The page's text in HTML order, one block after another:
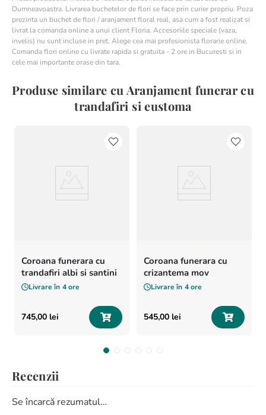
Dumneavoastra. Livrarea buchetelor de flori se face prin curier propriu. Poza
prezinta un buchet de flori / aranjament floral real, asa cum a fost realizat si
livrat la comanda online a unui client Floria. Accesoriile speciale (vaza,
invelis) nu sunt incluse in pret. Alege cea mai profesionista florarie online.
Comanda flori online cu livrate rapida si gratuita - 2 ore in Bucuresti si in
cele mai importante orase din tara.
Produse similare cu Aranjament funerar cu
trandafiri si eustoma
Coroana funerara cu
trandafiri albi si santini
Livrare în 4 ore
745,00 lei
Coroana funerara cu
crizantema mov
Livrare în 4 ore
545,00 lei
Recenzii
Se încarcă rezumatul…